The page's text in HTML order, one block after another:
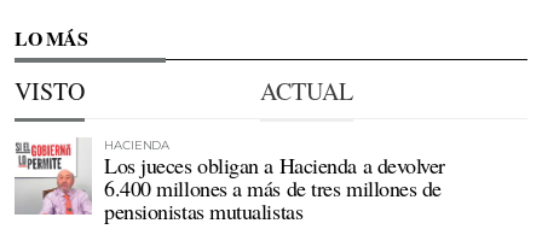
LO MÁS
VISTO ACTUAL
HACIENDA
Los jueces obligan a Hacienda a devolver
6.400 millones a más de tres millones de
pensionistas mutualistas